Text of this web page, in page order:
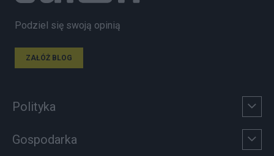
Podziel się swoją opinią
ZAŁÓŻ BLOG
Polityka
Gospodarka